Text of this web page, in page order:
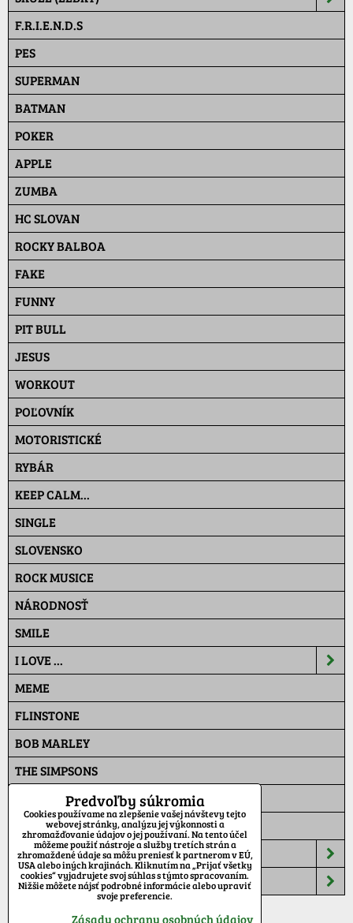
F.R.I.E.N.D.S
PES
SUPERMAN
BATMAN
POKER
APPLE
ZUMBA
HC SLOVAN
ROCKY BALBOA
FAKE
FUNNY
PIT BULL
JESUS
WORKOUT
POĽOVNÍK
MOTORISTICKÉ
RYBÁR
KEEP CALM...
SINGLE
SLOVENSKO
ROCK MUSICE
NÁRODNOSŤ
SMILE
I LOVE ...
MEME
FLINSTONE
BOB MARLEY
THE SIMPSONS
PAT A MAT
MASKÁČ
ŠILTOVKY
TEPLÁKY
Predvoľby súkromia
Cookies používame na zlepšenie vašej návštevy tejto
webovej stránky, analýzu jej výkonnosti a
zhromažďovanie údajov o jej používaní. Na tento účel
môžeme použiť nástroje a služby tretích strán a
zhromaždené údaje sa môžu preniesť k partnerom v EÚ,
USA alebo iných krajinách. Kliknutím na „Prijať všetky
cookies“ vyjadrujete svoj súhlas s týmto spracovaním.
Nižšie môžete nájsť podrobné informácie alebo upraviť
svoje preferencie.
Zásady ochrany osobných údajov